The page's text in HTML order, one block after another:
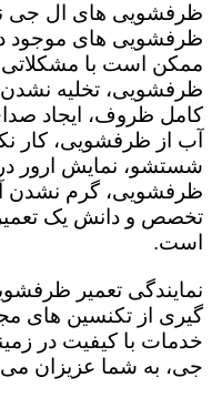
ظرفشویی های ال جی
ظرفشویی های موجود در
ممکن است با
ظرفشویی، تخلیه
کامل ظروف، ایجاد
آب از ظرفشویی، کار
شستشو، نمایش ارور در
ظرفشویی، گرم نشدن
تخصص و دانش یک
است.
نمایندگی تعمیر
گیری از تکنسین های
خدمات با کیفیت در
جی، به شما عزیزان